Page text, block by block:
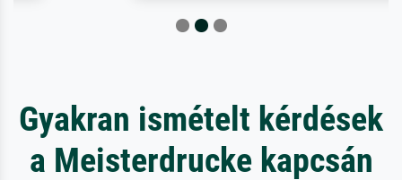
Gyakran ismételt kérdések
a Meisterdrucke kapcsán